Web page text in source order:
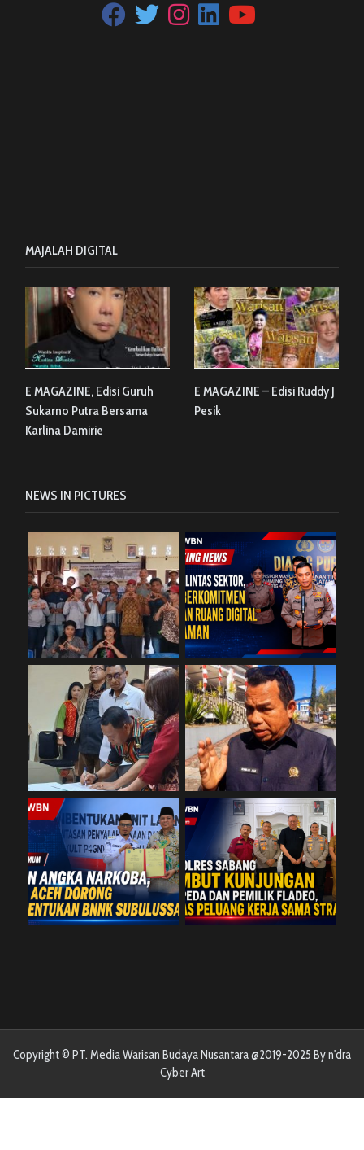
MAJALAH DIGITAL
E MAGAZINE, Edisi Guruh
Sukarno Putra Bersama
Karlina Damirie
E MAGAZINE – Edisi Ruddy J
Pesik
NEWS IN PICTURES
Copyright © PT. Media Warisan Budaya Nusantara @2019-2025 By n'dra
Cyber Art